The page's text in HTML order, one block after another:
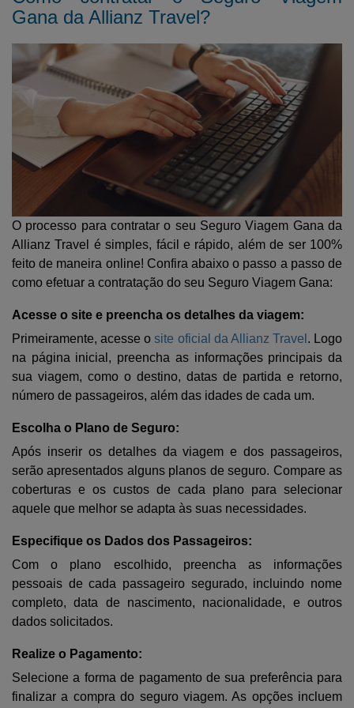
Gana da Allianz Travel?
O processo para contratar o seu Seguro Viagem Gana da
Allianz Travel é simples, fácil e rápido, além de ser 100%
feito de maneira online! Confira abaixo o passo a passo de
como efetuar a contratação do seu Seguro Viagem Gana:
Acesse o site e preencha os detalhes da viagem:
Primeiramente, acesse osite oficial da Allianz Travel . Logo
na página inicial, preencha as informações principais da
sua viagem, como o destino, datas de partida e retorno,
número de passageiros, além das idades de cada um.
Escolha o Plano de Seguro:
Após inserir os detalhes da viagem e dos passageiros,
serão apresentados alguns planos de seguro. Compare as
coberturas e os custos de cada plano para selecionar
aquele que melhor se adapta às suas necessidades.
Especifique os Dados dos Passageiros:
Com o plano escolhido, preencha as informações
pessoais de cada passageiro segurado, incluindo nome
completo, data de nascimento, nacionalidade, e outros
dados solicitados.
Realize o Pagamento:
Selecione a forma de pagamento de sua preferência para
finalizar a compra do seguro viagem. As opções incluem